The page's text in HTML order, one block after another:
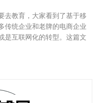
去教育，大家看到了基于移
传统企业和老牌的电商企业
是互联网化的转型。这篇文